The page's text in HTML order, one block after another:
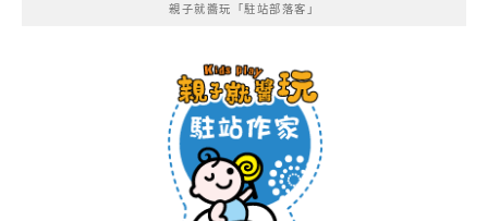
親子就醬玩「駐站部落客」